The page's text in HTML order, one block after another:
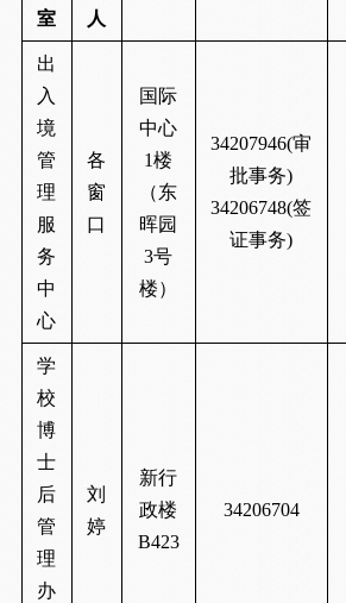
室
人
出
入
境
管
理
服
务
中
心
各
窗
口
国际
中心
1楼
（东
晖园
3号
楼）
34207946(审
批事务)
34206748(签
证事务)
学
校
博
士
后
管
理
办
刘
婷
新行
政楼
B423
34206704